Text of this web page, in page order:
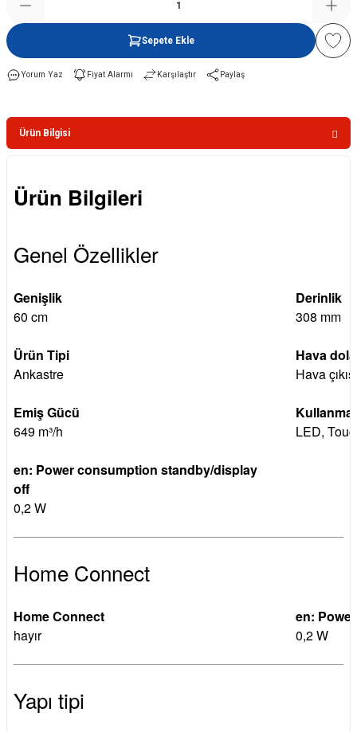
Sepete Ekle
Yorum Yaz Fiyat Alarmı Karşılaştır Paylaş
Ürün Bilgisi
Ürün Bilgileri
Genel Özellikler
Genişlik
60 cm
Derinlik
308 mm
Ürün Tipi
Ankastre
Hava
Hava
Emiş Gücü
649 m³/h
Kullanma
LED,
en: Power consumption standby/display
off
0,2 W
Home Connect
Home Connect
hayır
en:
0,2 W
Yapı tipi